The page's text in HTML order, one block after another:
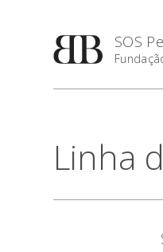
SOS
Linha